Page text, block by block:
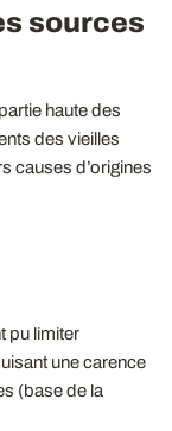
sources
haute des
des vieilles
causes d’origines
pu limiter
une carence
(base de la